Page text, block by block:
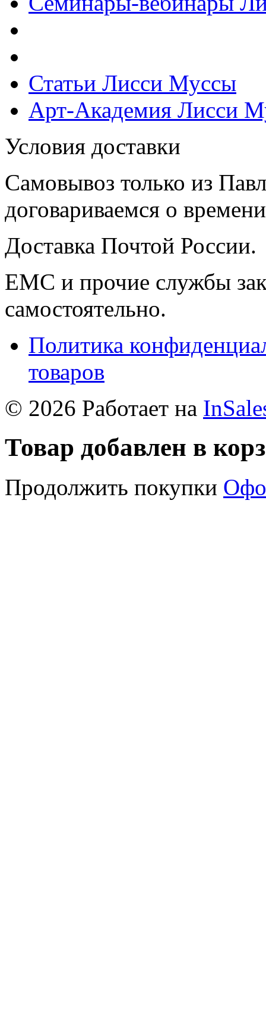
Статьи Лисси Муссы
Арт-Академия Лисси
Условия доставки
Самовывоз только из
договариваемся о
Доставка Почтой России.
ЕМС и прочие службы
самостоятельно.
Политика
товаров
© 2026 Работает на
Товар добавлен в
Продолжить покупки